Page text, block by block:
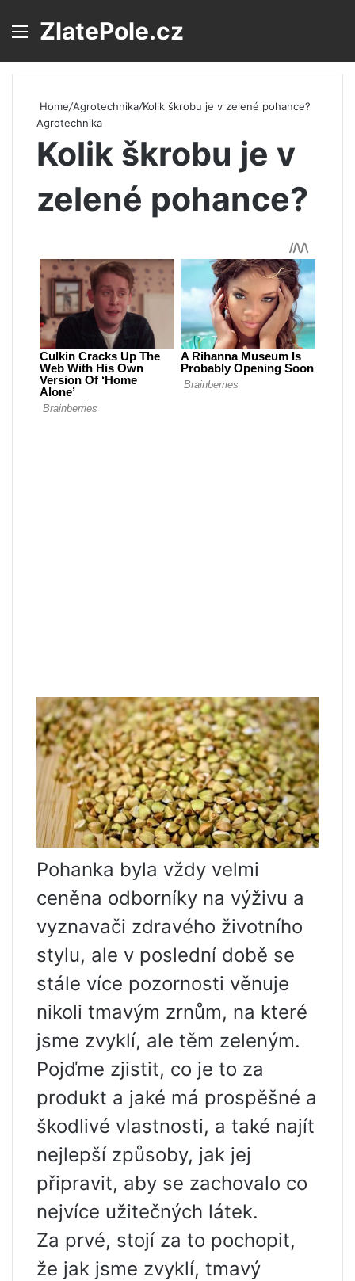
Menu
ZlatePole.cz
Home/Agrotechnika/Kolik škrobu je v zelené pohance?
Agrotechnika
Kolik škrobu je v
zelené pohance?
Pohanka byla vždy velmi
ceněna odborníky na výživu a
vyznavači zdravého životního
stylu, ale v poslední době se
stále více pozornosti věnuje
nikoli tmavým zrnům, na které
jsme zvyklí, ale těm zeleným.
Pojďme zjistit, co je to za
produkt a jaké má prospěšné a
škodlivé vlastnosti, a také najít
nejlepší způsoby, jak jej
připravit, aby se zachovalo co
nejvíce užitečných látek.
Za prvé, stojí za to pochopit,
že jak jsme zvyklí, tmavý